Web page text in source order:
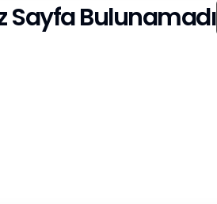
Sayfa Bulunamadı